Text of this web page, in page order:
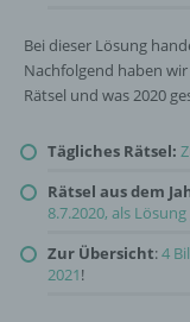
Bei dieser Lösung
Nachfolgend haben
Rätsel und was 2020
Tägliches Rätsel:
Rätsel aus dem
8.7.2020, als
Zur Übersicht:4
2021!